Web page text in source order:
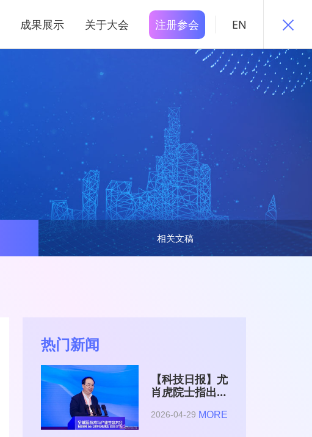
成果展示 关于大会 注册参会 EN
相关文稿
热门新闻
【科技日报】尤
肖虎院士指出
是赋能AI的发
2026-04-29 MORE